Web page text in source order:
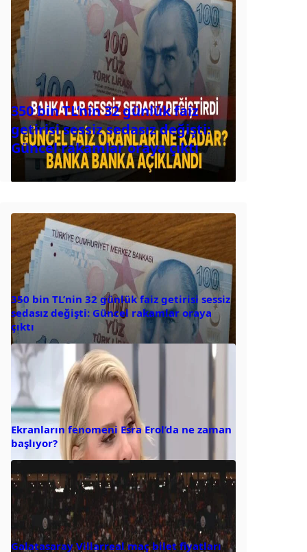
350 bin TL’nin 32 günlük faiz
getirisi sessiz sedasız değişti:
Güncel rakamlar oraya çıktı
350 bin TL’nin 32 günlük faiz getirisi sessiz
sedasız değişti: Güncel rakamlar oraya
çıktı
Ekranların fenomeni Esra Erol’da ne zaman
başlıyor?
Galatasaray Villarreal maç bilet fiyatları